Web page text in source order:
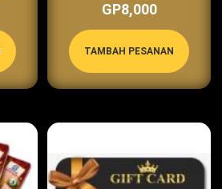
GP8,000
TAMBAH PESANAN